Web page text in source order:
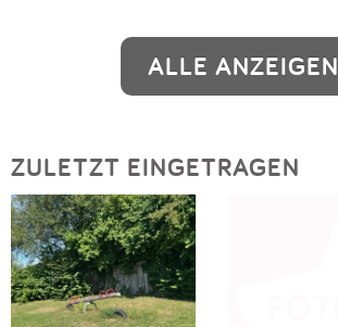
ALLE ANZEIGEN
ZULETZT EINGETRAGEN